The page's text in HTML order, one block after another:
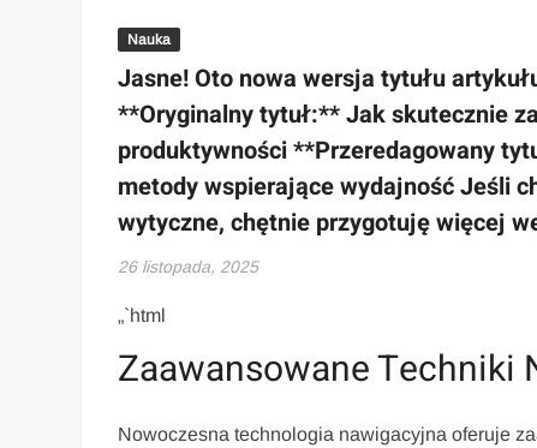
Nauka
Jasne! Oto nowa wersja tytułu
**Oryginalny tytuł:** Jak skutecznie
produktywności **Przeredagowany
metody wspierające wydajność Jeśli
wytyczne, chętnie przygotuję więcej
26 listopada, 2025
„`html
Zaawansowane Techniki
Nowoczesna technologia nawigacyjna oferuje